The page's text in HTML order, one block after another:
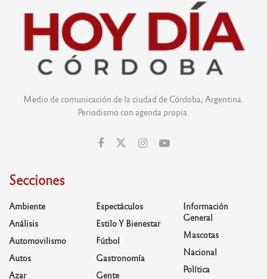
Medio de comunicación de la ciudad de Córdoba, Argentina.
Periodismo con agenda propia.
Secciones
Ambiente
Análisis
Automovilismo
Autos
Azar
Espectáculos
Estilo Y Bienestar
Fútbol
Gastronomía
Gente
Información
General
Mascotas
Nacional
Política